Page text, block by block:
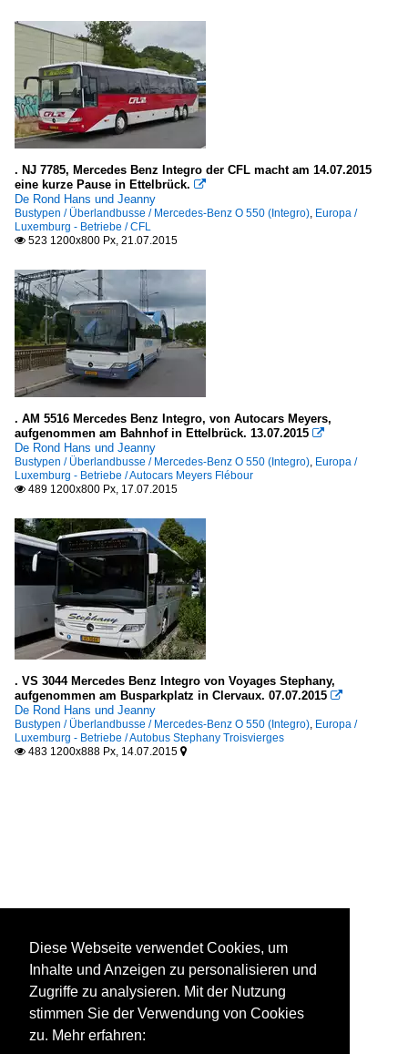
. NJ 7785, Mercedes Benz Integro der CFL macht am 14.07.2015
eine kurze Pause in Ettelbrück. 
De Rond Hans und Jeanny
Bustypen / Überlandbusse / Mercedes-Benz O 550 (Integro), Europa /
Luxemburg - Betriebe / CFL
 523 1200x800 Px, 21.07.2015
. AM 5516 Mercedes Benz Integro, von Autocars Meyers,
aufgenommen am Bahnhof in Ettelbrück. 13.07.2015 
De Rond Hans und Jeanny
Bustypen / Überlandbusse / Mercedes-Benz O 550 (Integro), Europa /
Luxemburg - Betriebe / Autocars Meyers Flébour
 489 1200x800 Px, 17.07.2015
. VS 3044 Mercedes Benz Integro von Voyages Stephany,
aufgenommen am Busparkplatz in Clervaux. 07.07.2015 
De Rond Hans und Jeanny
Bustypen / Überlandbusse / Mercedes-Benz O 550 (Integro), Europa /
Luxemburg - Betriebe / Autobus Stephany Troisvierges
 483 1200x888 Px, 14.07.2015 
Diese Webseite verwendet Cookies, um
Inhalte und Anzeigen zu personalisieren und
Zugriffe zu analysieren. Mit der Nutzung
stimmen Sie der Verwendung von Cookies
zu. Mehr erfahren: